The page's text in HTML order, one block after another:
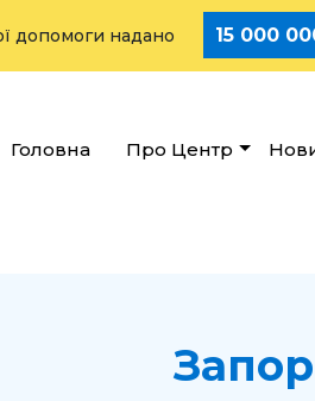
надано 15 000 000
Головна Про Центр